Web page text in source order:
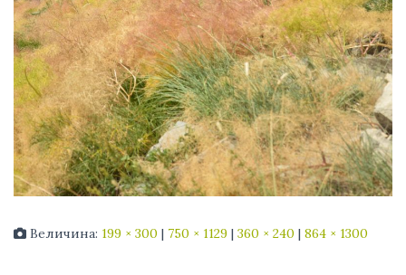
Величина: 199 × 300 | 750 × 1129 | 360 × 240 | 864 × 1300